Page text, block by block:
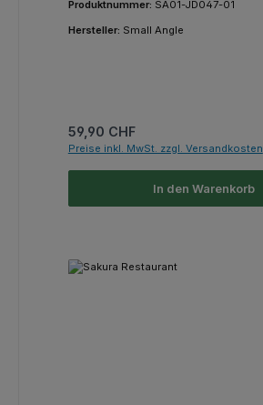
Produktnummer: SA01-JD047-01
Hersteller: Small Angle
Regulärer Preis:
59,90 CHF
Preise inkl. MwSt. zzgl. Versandkosten
In den Warenkorb